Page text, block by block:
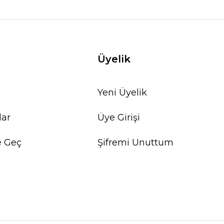
Geç
Üyelik
Yeni Üyelik
Üye Girişi
Şifremi Unuttum